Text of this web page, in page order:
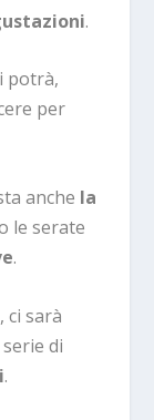
.
potrà,
per
anche la
le serate
.
, ci sarà
di
.